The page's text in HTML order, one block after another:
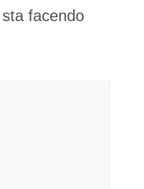
facendo